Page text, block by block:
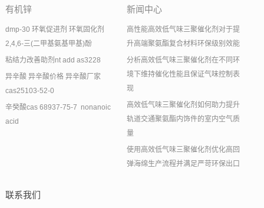
有机锌
dmp-30 环氧促进剂 环氧固化剂
2,4,6-三(二甲基氨基甲基)酚
粘结力改善助剂nt add as3228
异辛酸 异辛酸价格 异辛酸厂家
cas25103-52-0
辛癸酸cas 68937-75-7 nonanoic
acid
新闻中心
高性能高效低气味三聚催化剂对于提
升高端聚氨酯复合材料环保级别效能
分析高效低气味三聚催化剂在不同环
境下维持催化性能且保证气味控制表
现
高效低气味三聚催化剂如何助力提升
轨道交通聚氨酯内饰件的室内空气质
量
使用高效低气味三聚催化剂优化高回
弹海绵生产流程并满足严苛环保出口
联系我们